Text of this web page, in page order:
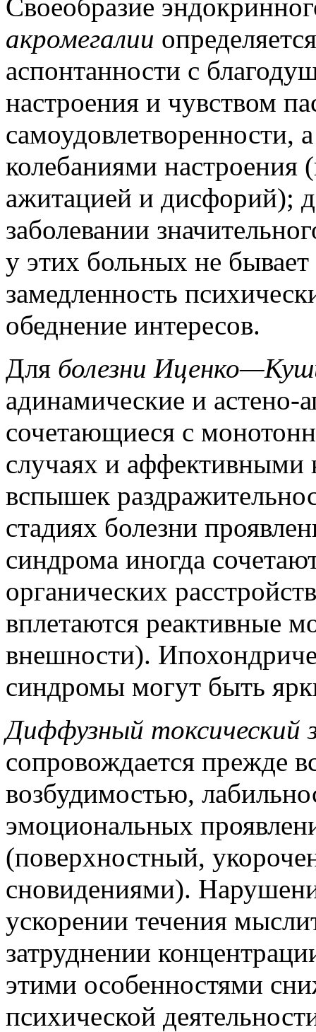
Своеобразие
акромегалии
аспонтанности с
настроения и чувством
самоудовлетворенности,
колебаниями настроения
ажитацией и дисфорий);
заболевании
у этих больных не
замедленность
обеднение интересов.
Для болезни
адинамические и астено-
сочетающиеся с
случаях и аффективными
вспышек
стадиях болезни
синдрома иногда
органических
вплетаются реактивные
внешности).
синдромы могут быть
Диффузный токсический
сопровождается прежде
возбудимостью,
эмоциональных
(поверхностный,
сновидениями).
ускорении течения
затруднении
этими особенностями
психической